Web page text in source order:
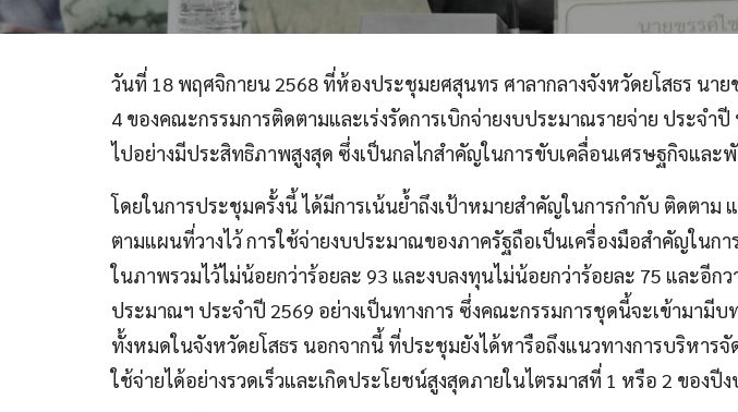
วันที่ 18 พฤศจิกายน 2568 ที่ห้องประชุมยศสุนทร ศาลากลางจังหวัดยโสธร นาย
4 ของคณะกรรมการติดตามและเร่งรัดการเบิกจ่ายงบประมาณรายจ่าย ประจ
ไปอย่างมีประสิทธิภาพสูงสุด ซึ่งเป็นกลไกสำคัญในการขับเคลื่อนเศรษฐกิจแ
โดยในการประชุมครั้งนี้ ได้มีการเน้นย้ำถึงเป้าหมายสำคัญในการกำกับ ติดตาม
ตามแผนที่วางไว้ การใช้จ่ายงบประมาณของภาครัฐถือเป็นเครื่องมือสำคัญในก
ในภาพรวมไว้ไม่น้อยกว่าร้อยละ 93 และงบลงทุนไม่น้อยกว่าร้อยละ 75 และอีก
ประมาณฯ ประจำปี 2569 อย่างเป็นทางการ ซึ่งคณะกรรมการชุดนี้จะเข้ามา
ทั้งหมดในจังหวัดยโสธร นอกจากนี้ ที่ประชุมยังได้หารือถึงแนวทางการบริหา
ใช้จ่ายได้อย่างรวดเร็วและเกิดประโยชน์สูงสุดภายในไตรมาสที่ 1 หรือ 2 ของปี